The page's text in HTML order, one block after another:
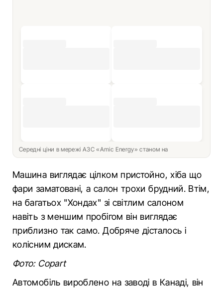
Середні ціни в мережі АЗС «Amic Energy» станом на
Машина виглядає цілком пристойно, хіба що
фари заматовані, а салон трохи брудний. Втім,
на багатьох "Хондах" зі світлим салоном
навіть з меншим пробігом він виглядає
приблизно так само. Добряче дісталось і
колісним дискам.
Фото: Copart
Автомобіль вироблено на заводі в Канаді, він